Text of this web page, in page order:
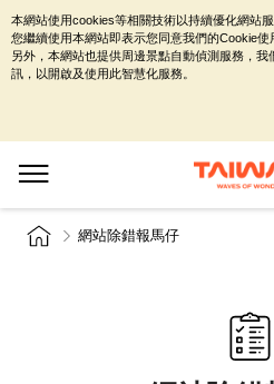
網站除錯報馬仔
本網站使用cookies等相關技術以持續優化網站
您繼續使用本網站即表示您同意我們的Cookie使
另外，本網站也提供周邊景點自動偵測服務，
訊，以開啟及使用此智慧化服務。